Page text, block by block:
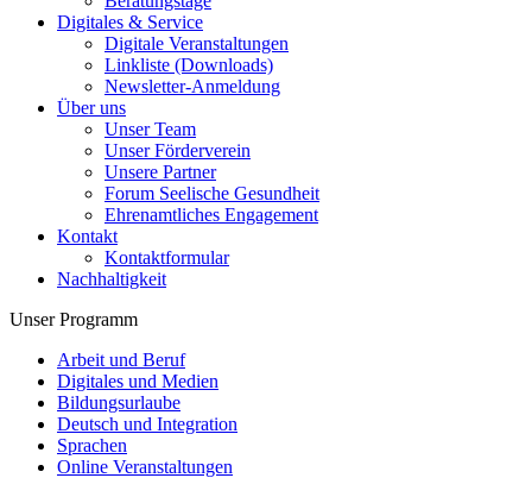
Digitales & Service
Digitale Veranstaltungen
Linkliste (Downloads)
Newsletter-Anmeldung
Über uns
Unser Team
Unser Förderverein
Unsere Partner
Forum Seelische Gesundheit
Ehrenamtliches Engagement
Kontakt
Kontaktformular
Nachhaltigkeit
Unser Programm
Arbeit und Beruf
Digitales und Medien
Bildungsurlaube
Deutsch und Integration
Sprachen
Online Veranstaltungen